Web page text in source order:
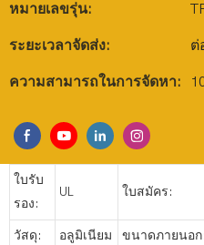
หมายเลขรุ่น:
ระยะเวลาจัดส่ง: ต่
ความสามารถในการจัดหา:
ใบรับ
รอง:
UL ใบสมัคร:
วัสดุ: อลูมิเนียม ขนาดภายนอก: